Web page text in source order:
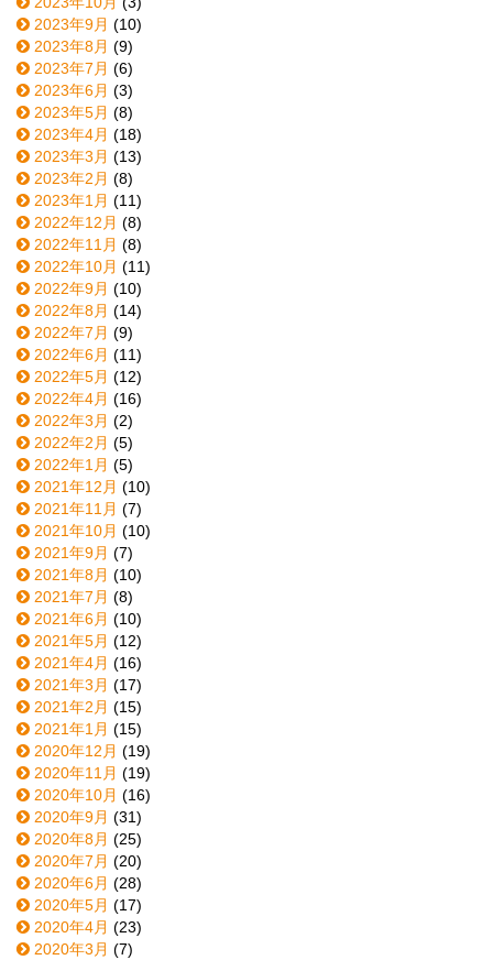
2023年9月 (10)
2023年8月 (9)
2023年7月 (6)
2023年6月 (3)
2023年5月 (8)
2023年4月 (18)
2023年3月 (13)
2023年2月 (8)
2023年1月 (11)
2022年12月 (8)
2022年11月 (8)
2022年10月 (11)
2022年9月 (10)
2022年8月 (14)
2022年7月 (9)
2022年6月 (11)
2022年5月 (12)
2022年4月 (16)
2022年3月 (2)
2022年2月 (5)
2022年1月 (5)
2021年12月 (10)
2021年11月 (7)
2021年10月 (10)
2021年9月 (7)
2021年8月 (10)
2021年7月 (8)
2021年6月 (10)
2021年5月 (12)
2021年4月 (16)
2021年3月 (17)
2021年2月 (15)
2021年1月 (15)
2020年12月 (19)
2020年11月 (19)
2020年10月 (16)
2020年9月 (31)
2020年8月 (25)
2020年7月 (20)
2020年6月 (28)
2020年5月 (17)
2020年4月 (23)
2020年3月 (7)